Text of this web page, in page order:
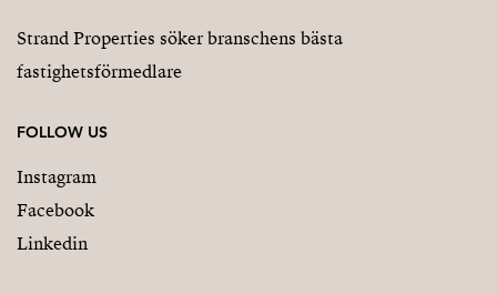
Strand Properties söker branschens bästa
fastighetsförmedlare
FOLLOW US
Instagram
Facebook
Linkedin